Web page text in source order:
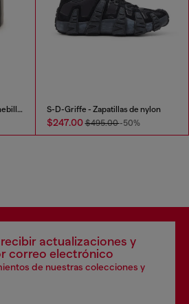
Cinturón 3.9 cm de piel con hebilla en D S-D-Griffe - Zapatillas de nylon
$247.00$495.00-50%
actualizaciones y
correo electrónico
de nuestras colecciones y